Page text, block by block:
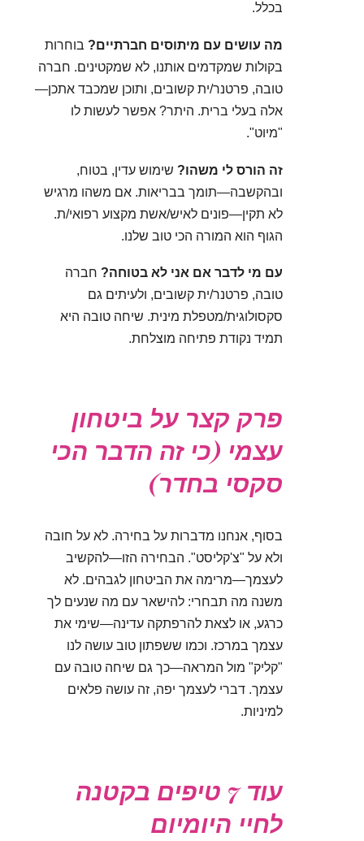
בכלל.
מה עושים עם מיתוסים חברתיים? בוחרות
בקולות שמקדמים אותנו, לא שמקטינים. חברה
טובה, פרטנר/ית קשובים, ותוכן שמכבד אתכן—
אלה בעלי ברית. היתר? אפשר לעשות לו
"מיוט".
זה הורס לי משהו? שימוש עדין, בטוח,
ובהקשבה—תומך בבריאות. אם משהו מרגיש
לא תקין—פונים לאיש/אשת מקצוע רפואי/ת.
הגוף הוא המורה הכי טוב שלנו.
עם מי לדבר אם אני לא בטוחה? חברה
טובה, פרטנר/ית קשובים, ולעיתים גם
סקסולוגית/מטפלת מינית. שיחה טובה היא
תמיד נקודת פתיחה מוצלחת.
פרק קצר על ביטחון
עצמי (כי זה הדבר הכי
סקסי בחדר)
בסוף, אנחנו מדברות על בחירה. לא על חובה
ולא על "צ'קליסט". הבחירה הזו—להקשיב
לעצמך—מרימה את הביטחון לגבהים. לא
משנה מה תבחרי: להישאר עם מה שנעים לך
כרגע, או לצאת להרפתקה עדינה—שימי את
עצמך במרכז. וכמו ששפתון טוב עושה לנו
"קליק" מול המראה—כך גם שיחה טובה עם
עצמך. דברי לעצמך יפה, זה עושה פלאים
למיניות.
עוד 7 טיפים בקטנה
לחיי היומיום